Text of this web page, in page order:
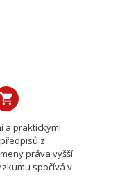
a praktickými
z
práva vyšší
spočívá v